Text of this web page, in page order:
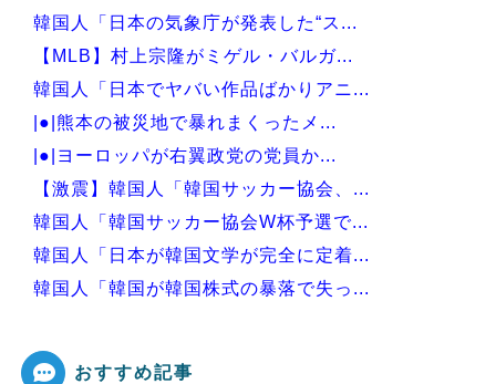
韓国人「日本の気象庁が発表した“ス...
【MLB】村上宗隆がミゲル・バルガ...
韓国人「日本でヤバい作品ばかりアニ...
|●|熊本の被災地で暴れまくったメ...
|●|ヨーロッパが右翼政党の党員か...
【激震】韓国人「韓国サッカー協会、...
韓国人「韓国サッカー協会W杯予選で...
韓国人「日本が韓国文学が完全に定着...
韓国人「韓国が韓国株式の暴落で失っ...
おすすめ記事